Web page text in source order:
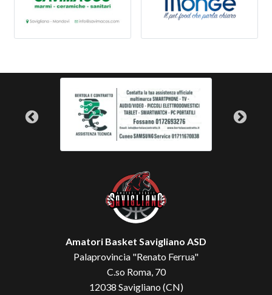
Amatori Basket Savigliano ASD
Palaprovincia "Renato Ferrua"
C.so Roma, 70
12038 Savigliano (CN)